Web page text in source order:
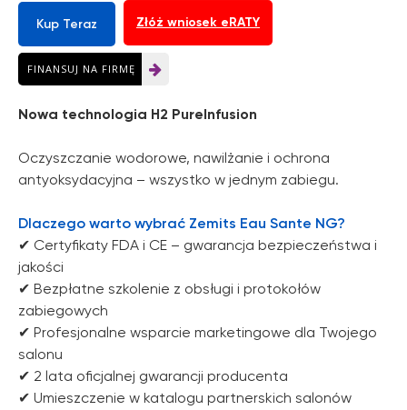
Kup Teraz Złóż wniosek eRATY
FINANSUJ NA FIRMĘ
Nowa technologia H2 PureInfusion
Oczyszczanie wodorowe, nawilżanie i ochrona
antyoksydacyjna – wszystko w jednym zabiegu.
Dlaczego warto wybrać Zemits Eau Sante NG?
✔ Certyfikaty FDA i CE – gwarancja bezpieczeństwa i
jakości
✔ Bezpłatne szkolenie z obsługi i protokołów
zabiegowych
✔ Profesjonalne wsparcie marketingowe dla Twojego
salonu
✔ 2 lata oficjalnej gwarancji producenta
✔ Umieszczenie w katalogu partnerskich salonów
ukryta w e-voucherze
Odkryj rabat